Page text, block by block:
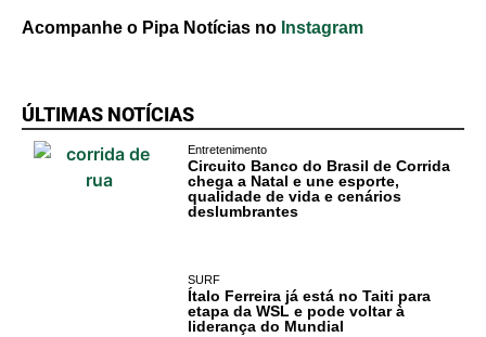
Acompanhe o Pipa Notícias no Instagram
ÚLTIMAS NOTÍCIAS
Entretenimento
Circuito Banco do Brasil de Corrida
chega a Natal e une esporte,
qualidade de vida e cenários
deslumbrantes
SURF
Ítalo Ferreira já está no Taiti para
etapa da WSL e pode voltar à
liderança do Mundial